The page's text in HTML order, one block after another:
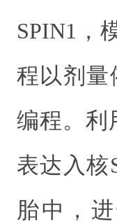
SPIN1，
程以剂量
编程。利
表达入核
胎中，